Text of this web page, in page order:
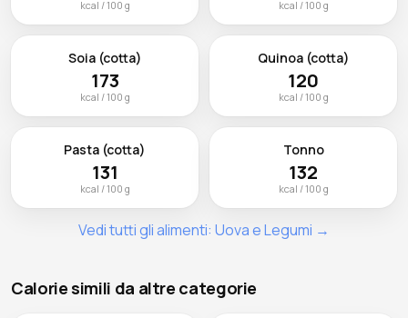
kcal / 100 g kcal / 100 g
Soia (cotta)
173
kcal / 100 g
Quinoa (cotta)
120
kcal / 100 g
Pasta (cotta)
131
kcal / 100 g
Tonno
132
kcal / 100 g
Vedi tutti gli alimenti: Uova e Legumi →
Calorie simili da altre categorie